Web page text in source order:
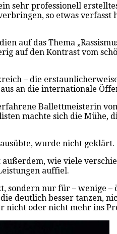
sehr professionell
so etwas
auf das Thema
auf den Kontrast vom
– die
aus an die internationale
Ballettmeisterin
machte sich die
wurde nicht geklärt.
wie viele
auffiel.
sondern nur für – wenige
deutlich besser tanzen,
nicht oder nicht mehr ins